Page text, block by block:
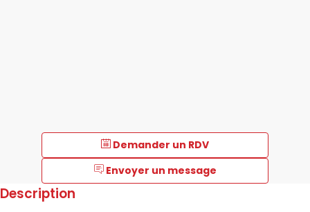
Demander un RDV
Envoyer un message
Description